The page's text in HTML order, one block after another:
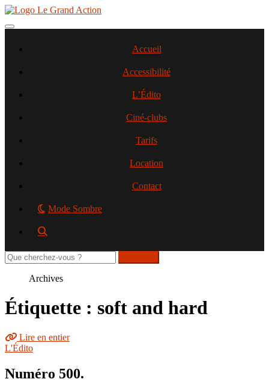
Aller
contenu
Toggle navigation
Accueil
Accessibilité
L’Édito
Ciné-clubs
Tarifs
Location
Contact
Mode Sombre
Rechercher
sur
Archives
Étiquette : soft and hard
Lire en entier
L'Édito
Numéro 500.